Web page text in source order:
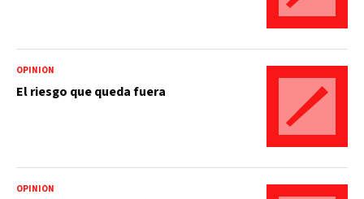
OPINIÓN
El riesgo que queda fuera
OPINIÓN